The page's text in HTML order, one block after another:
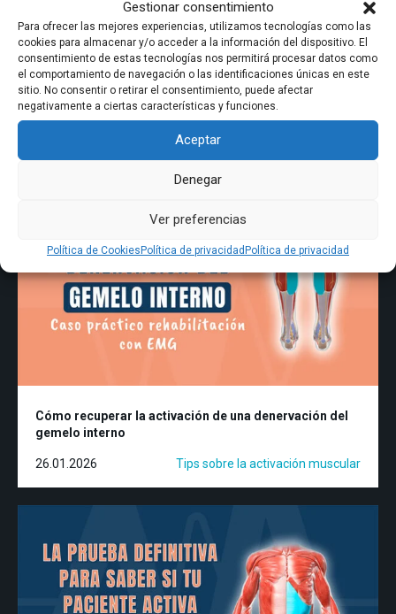
Gestionar consentimiento
Para ofrecer las mejores experiencias, utilizamos tecnologías como las
cookies para almacenar y/o acceder a la información del dispositivo. El
consentimiento de estas tecnologías nos permitirá procesar datos como
el comportamiento de navegación o las identificaciones únicas en este
sitio. No consentir o retirar el consentimiento, puede afectar
negativamente a ciertas características y funciones.
Aceptar
Denegar
Ver preferencias
Política de CookiesPolítica de privacidadPolítica de privacidad
Cómo valorar el patrón de activación en la marcha y la
carrera
02.02.2026 Tips sobre la activación muscular
Cómo recuperar la activación de una denervación del
gemelo interno
26.01.2026 Tips sobre la activación muscular